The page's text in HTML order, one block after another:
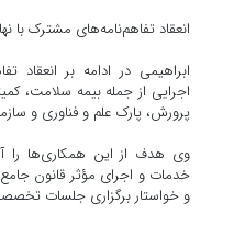
انعقاد تفاهم‌نامه‌های مشترک با
ابراهیمی در ادامه بر انعقاد
اجرایی از جمله بیمه سلامت،
پرورش، پارک علم و فناوری و
وی هدف از این همکاری‌ها را
خدمات و اجرای مؤثر قانون
و خواستار برگزاری جلسات